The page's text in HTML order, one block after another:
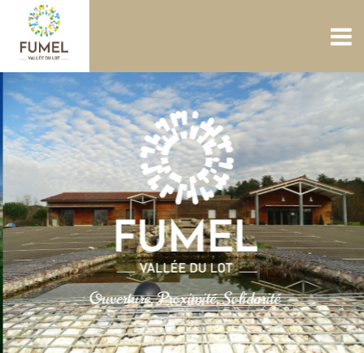
ACCUEIL NOUS CONNAÎTRE SERVICES PROJETS
CULTURE PATRIMOINE SITES AQUATIQUES
CONTACTS
Ouverture, Proximité, Solidarité